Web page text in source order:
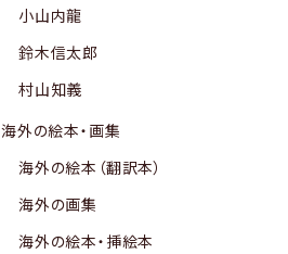
小山内龍
鈴木信太郎
村山知義
海外の絵本・画集
海外の絵本（翻訳本）
海外の画集
海外の絵本・挿絵本